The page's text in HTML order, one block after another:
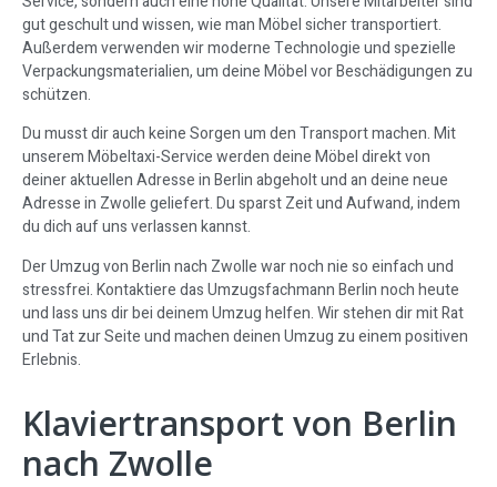
gut geschult und wissen, wie man Möbel sicher transportiert.
Außerdem verwenden wir moderne Technologie und spezielle
Verpackungsmaterialien, um deine Möbel vor Beschädigungen zu
schützen.
Du musst dir auch keine Sorgen um den Transport machen. Mit
unserem Möbeltaxi-Service werden deine Möbel direkt von
deiner aktuellen Adresse in Berlin abgeholt und an deine neue
Adresse in Zwolle geliefert. Du sparst Zeit und Aufwand, indem
du dich auf uns verlassen kannst.
Der Umzug von Berlin nach Zwolle war noch nie so einfach und
stressfrei. Kontaktiere das Umzugsfachmann Berlin noch heute
und lass uns dir bei deinem Umzug helfen. Wir stehen dir mit Rat
und Tat zur Seite und machen deinen Umzug zu einem positiven
Erlebnis.
Klaviertransport von Berlin
nach Zwolle